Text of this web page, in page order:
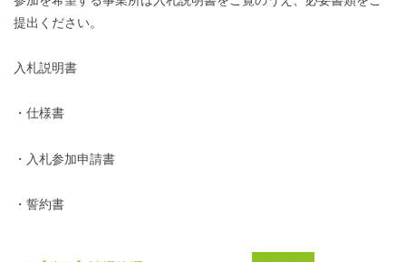
提出ください。
入札説明書
・仕様書
・入札参加申請書
・誓約書